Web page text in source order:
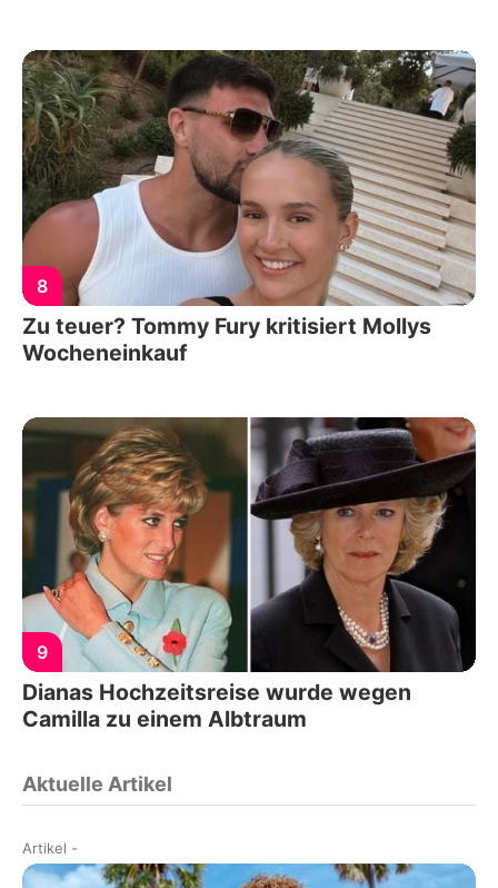
8
Zu teuer? Tommy Fury kritisiert Mollys
Wocheneinkauf
9
Dianas Hochzeitsreise wurde wegen
Camilla zu einem Albtraum
Aktuelle Artikel
Artikel -